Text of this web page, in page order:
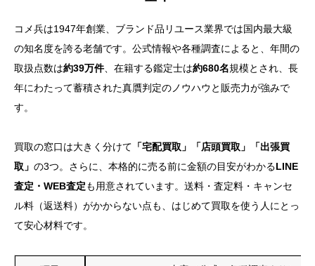
コメ兵は1947年創業、ブランド品リユース業界では国内最大級
の知名度を誇る老舗です。公式情報や各種調査によると、年間の
取扱点数は約39万件、在籍する鑑定士は約680名規模とされ、長
年にわたって蓄積された真贋判定のノウハウと販売力が強みで
す。
買取の窓口は大きく分けて 「宅配買取」「店頭買取」「出張買
取」 の3つ。さらに、本格的に売る前に金額の目安がわかるLINE
査定・WEB査定も用意されています。送料・査定料・キャンセ
ル料（返送料）がかからない点も、はじめて買取を使う人にとっ
て安心材料です。